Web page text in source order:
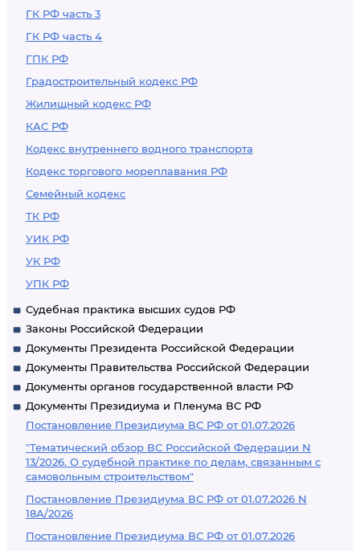
ГК РФ часть 3
ГК РФ часть 4
ГПК РФ
Градостроительный кодекс РФ
Жилищный кодекс РФ
КАС РФ
Кодекс внутреннего водного транспорта
Кодекс торгового мореплавания РФ
Семейный кодекс
ТК РФ
УИК РФ
УК РФ
УПК РФ
Судебная практика высших судов РФ
Законы Российской Федерации
Документы Президента Российской Федерации
Документы Правительства Российской Федерации
Документы органов государственной власти РФ
Документы Президиума и Пленума ВС РФ
Постановление Президиума ВС РФ от 01.07.2026
"Тематический обзор ВС Российской Федерации N
13/2026. О судебной практике по делам, связанным с
самовольным строительством"
Постановление Президиума ВС РФ от 01.07.2026 N
18А/2026
Постановление Президиума ВС РФ от 01.07.2026